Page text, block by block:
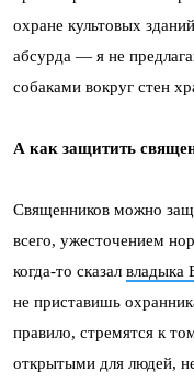
охране культовых
абсурда — я не
собаками вокруг стен
А как защитить
Священников можно
всего, ужесточением
когда-то сказал владыка
не приставишь
правило, стремятся к
открытыми для людей,